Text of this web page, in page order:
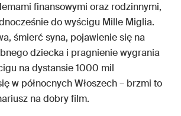
finansowymi oraz rodzinnymi,
do wyścigu Mille Miglia.
śmierć syna, pojawienie się na
dziecka i pragnienie wygrania
na dystansie 1000 mil
w północnych Włoszech – brzmi to
na dobry film.